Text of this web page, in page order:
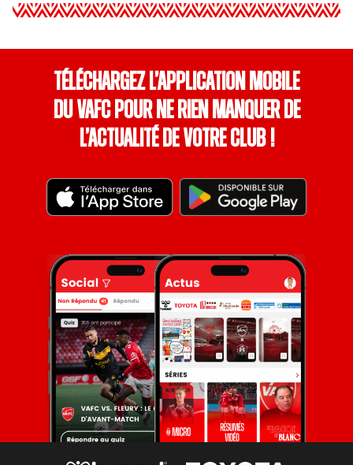
Téléchargez l’application mobile
du VAFC pour ne rien manquer de
l’actualité de votre club !